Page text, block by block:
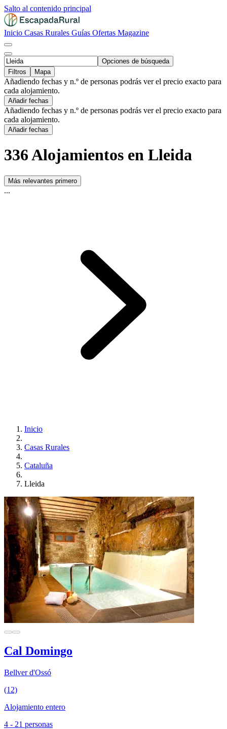
Salto al contenido principal
Inicio Casas Rurales Guías Ofertas Magazine
Opciones de búsqueda
Filtros
Mapa
Añadiendo fechas y n.º de personas podrás ver el precio exacto para
cada alojamiento.
Añadir fechas
Añadiendo fechas y n.º de personas podrás ver el precio exacto para
cada alojamiento.
Añadir fechas
336 Alojamientos en Lleida
Más relevantes primero
...
Inicio
Casas Rurales
Cataluña
Lleida
Cal Domingo
Bellver d'Ossó
(12)
Alojamiento entero
4 - 21 personas